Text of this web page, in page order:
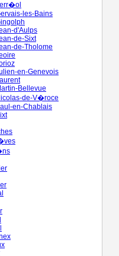
les-Bains
d'Aulps
de-Sixt
de-Tholome
en-Genevois
Bellevue
de-V�roce
en-Chablais